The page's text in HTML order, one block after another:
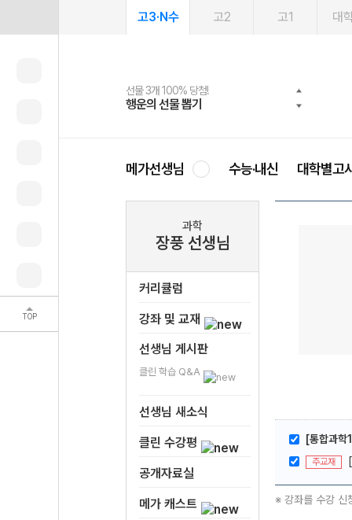
TOP
고3·N수 고2 고1 대
선물 3개 100% 당첨!
행운의 선물 뽑기
선물 100% 증정!
메가스터디 X 올리브
여름방학 스터디 캐시백
메가런 썸머스쿨
2027 러셀 단과
강사 공개선발
스마트러닝앱
설문 EVENT
메가패스
3일 무료 체험권
메가패스 수강생 무료혜택!
메가클럽 멤버십
사회공헌 캠페인
희망이룸 메가나눔
메가선생님 수능·내신 대학별고
과학
장풍 선생님
커리큘럼
강좌 및 교재
선생님 게시판
클린 학습 Q&A
선생님 새소식
클린 수강평
공개자료실
메가 캐스트
[통합과학
주교재
※ 강좌를 수강 신